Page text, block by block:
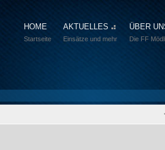
HOME
Startseite
AKTUELLES
Einsätze und mehr
ÜBER
Die FF